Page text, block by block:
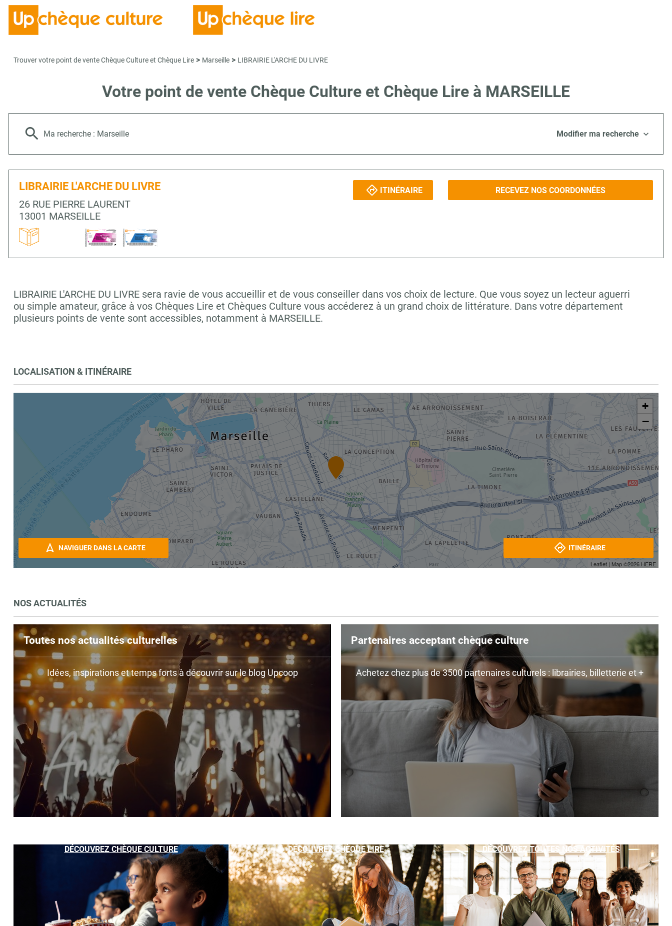
Trouver votre point de vente Chèque Culture et Chèque Lire > Marseille > LIBRAIRIE L'ARCHE DU LIVRE
Votre point de vente Chèque Culture et Chèque Lire à MARSEILLE
Ma recherche : Marseille Modifier ma recherche
LIBRAIRIE L'ARCHE DU LIVRE
26 RUE PIERRE LAURENT
13001 MARSEILLE
ITINÉRAIRE RECEVEZ NOS COORDONNÉES
LIBRAIRIE L'ARCHE DU LIVRE sera ravie de vous accueillir et de vous conseiller dans vos choix de lecture. Que vous soyez un lecteur aguerri
ou simple amateur, grâce à vos Chèques Lire et Chèques Culture vous accéderez à un grand choix de littérature. Dans votre département
plusieurs points de vente sont accessibles, notamment à MARSEILLE.
LOCALISATION & ITINÉRAIRE
+
−
Leaflet | Map ©2026 HERE
NAVIGUER DANS LA CARTE ITINÉRAIRE
NOS ACTUALITÉS
Toutes nos actualités culturelles
Idées, inspirations et temps forts à découvrir sur le blog Upcoop
Partenaires acceptant chèque culture
Achetez chez plus de 3500 partenaires culturels : librairies, billetterie et +
DÉCOUVREZ CHÈQUE CULTURE DÉCOUVREZ CHÈQUE LIRE DÉCOUVREZ TOUTES NOS ACTIVITÉS